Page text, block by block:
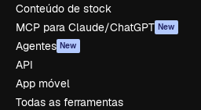
Conteúdo de stock
MCP para Claude/ChatGPT New
Agentes New
API
App móvel
Todas as ferramentas